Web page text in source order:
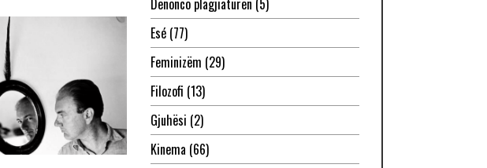
Denonco plagjiaturën (5)
Esé(77)
Feminizëm (29)
Filozofi (13)
Gjuhësi (2)
Kinema (66)